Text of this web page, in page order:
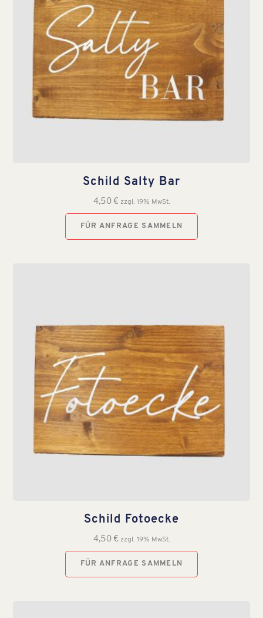
Schild Salty Bar
4,50 € zzgl. 19% MwSt.
FÜR ANFRAGE SAMMELN
Schild Fotoecke
4,50 € zzgl. 19% MwSt.
FÜR ANFRAGE SAMMELN